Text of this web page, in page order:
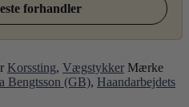
forhandler
Korssting, Vægstykker Mærke
Bengtsson (GB), Haandarbejdets